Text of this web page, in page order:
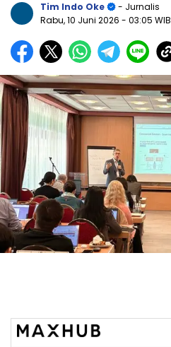
Tim Indo Oke
- Jurnalis
Rabu, 10 Juni 2026 - 03:05 WIB